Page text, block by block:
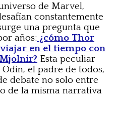
de Marvel,
constantemente
una pregunta que
años: ¿cómo Thor
en el tiempo con
Esta peculiar
el padre de todos,
debate no solo entre
de la misma narrativa